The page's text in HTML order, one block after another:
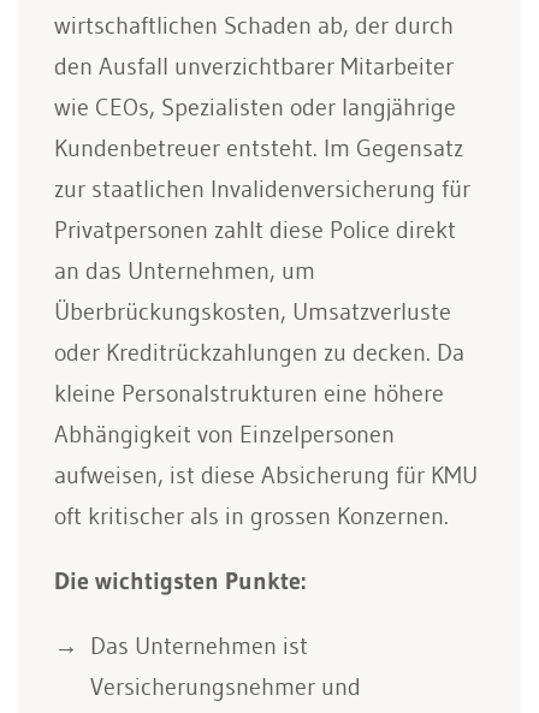
wirtschaftlichen Schaden ab, der durch
den Ausfall unverzichtbarer Mitarbeiter
wie CEOs, Spezialisten oder langjährige
Kundenbetreuer entsteht. Im Gegensatz
zur staatlichen Invalidenversicherung für
Privatpersonen zahlt diese Police direkt
an das Unternehmen, um
Überbrückungskosten, Umsatzverluste
oder Kreditrückzahlungen zu decken. Da
kleine Personalstrukturen eine höhere
Abhängigkeit von Einzelpersonen
aufweisen, ist diese Absicherung für KMU
oft kritischer als in grossen Konzernen.
Die wichtigsten Punkte:
Das Unternehmen ist
Versicherungsnehmer und